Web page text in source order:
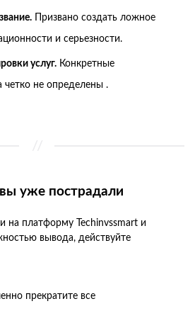
Призвано создать ложное
и серьезности.
услуг. Конкретные
четко не определены .
уже пострадали
на платформу Techinvssmart и
вывода, действуйте
прекратите все